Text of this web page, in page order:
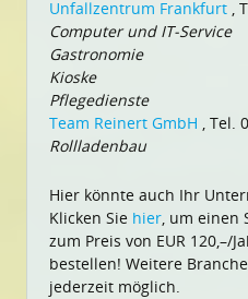
Unfallzentrum Frankfurt ,
Computer und IT-Service
Gastronomie
Kioske
Pflegedienste
Team Reinert GmbH , Tel.
Rollladenbau
Hier könnte auch Ihr
Klicken Sie hier, um einen
zum Preis von EUR 120,–/
bestellen! Weitere
jederzeit möglich.